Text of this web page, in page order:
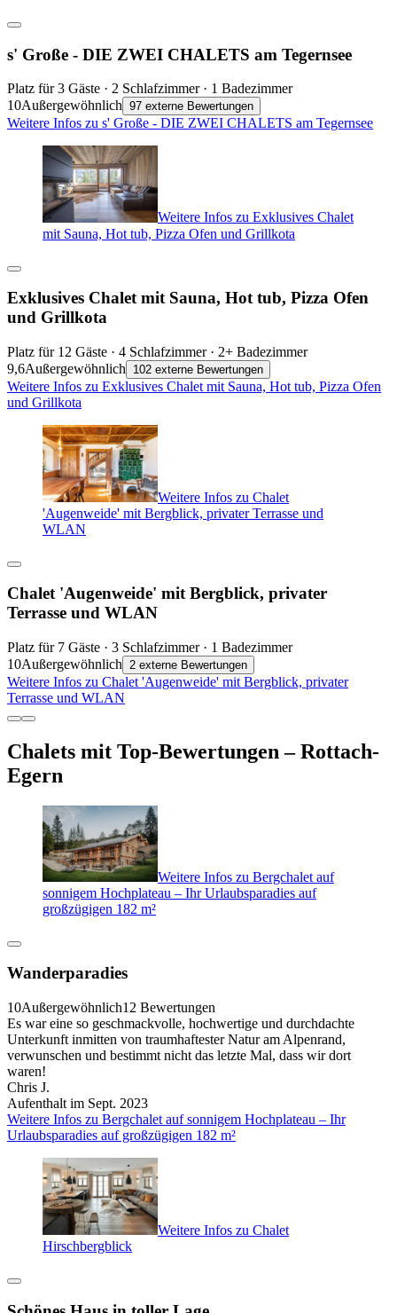
s' Große - DIE ZWEI CHALETS am Tegernsee
Platz für 3 Gäste · 2 Schlafzimmer · 1 Badezimmer
10Außergewöhnlich 97 externe Bewertungen
Weitere Infos zu s' Große - DIE ZWEI CHALETS am Tegernsee
Weitere Infos zu Exklusives Chalet
mit Sauna, Hot tub, Pizza Ofen und Grillkota
Exklusives Chalet mit Sauna, Hot tub, Pizza Ofen
und Grillkota
Platz für 12 Gäste · 4 Schlafzimmer · 2+ Badezimmer
9,6Außergewöhnlich 102 externe Bewertungen
Weitere Infos zu Exklusives Chalet mit Sauna, Hot tub, Pizza Ofen
und Grillkota
Weitere Infos zu Chalet
'Augenweide' mit Bergblick, privater Terrasse und
WLAN
Chalet 'Augenweide' mit Bergblick, privater
Terrasse und WLAN
Platz für 7 Gäste · 3 Schlafzimmer · 1 Badezimmer
10Außergewöhnlich 2 externe Bewertungen
Weitere Infos zu Chalet 'Augenweide' mit Bergblick, privater
Terrasse und WLAN
Chalets mit Top-Bewertungen – Rottach-
Egern
Weitere Infos zu Bergchalet auf
sonnigem Hochplateau – Ihr Urlaubsparadies auf
großzügigen 182 m²
Wanderparadies
10Außergewöhnlich12 Bewertungen
Es war eine so geschmackvolle, hochwertige und durchdachte
Unterkunft inmitten von traumhaftester Natur am Alpenrand,
verwunschen und bestimmt nicht das letzte Mal, dass wir dort
waren!
Chris J.
Aufenthalt im Sept. 2023
Weitere Infos zu Bergchalet auf sonnigem Hochplateau – Ihr
Urlaubsparadies auf großzügigen 182 m²
Weitere Infos zu Chalet
Hirschbergblick